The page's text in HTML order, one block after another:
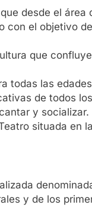
desde el
el objetivo
que
todas las
de todos
y
situada en
y de los